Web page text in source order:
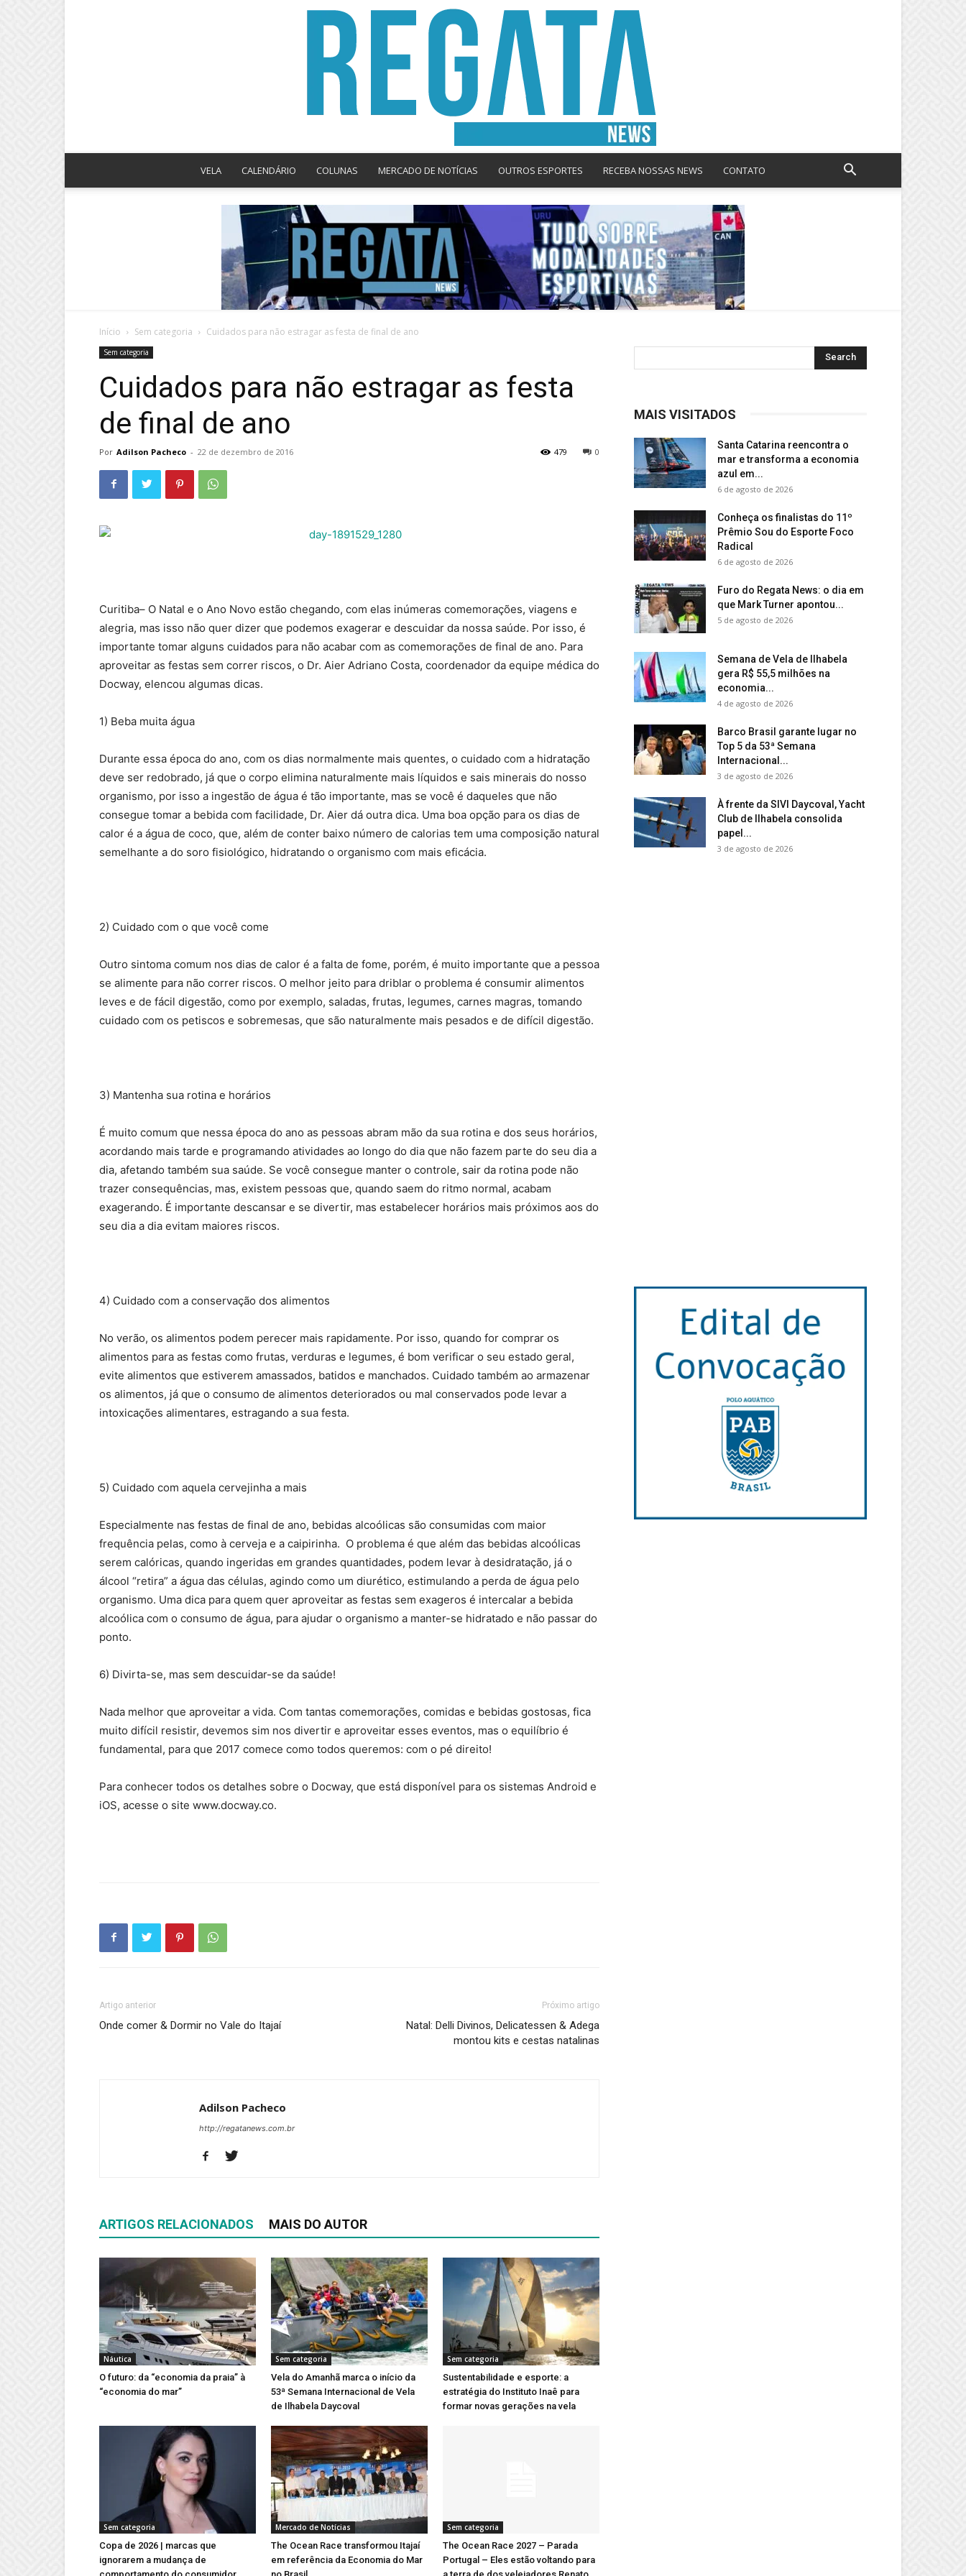
News
VELA CALENDÁRIO COLUNAS MERCADO DE NOTÍCIAS OUTROS ESPORTES RECEBA NOSSAS NEWS CONTATO
Início Sem categoria Cuidados para não estragar as festa de final de ano
Sem categoria
Cuidados para não estragar as festa
de final de ano
Por Adilson Pacheco - 22 de dezembro de 2016 0
479
Curitiba– O Natal e o Ano Novo estão chegando, com elas inúmeras comemorações, viagens e
alegria, mas isso não quer dizer que podemos exagerar e descuidar da nossa saúde. Por isso, é
importante tomar alguns cuidados para não acabar com as comemorações de final de ano. Para
aproveitar as festas sem correr riscos, o Dr. Aier Adriano Costa, coordenador da equipe médica do
Docway, elencou algumas dicas.
1) Beba muita água
Durante essa época do ano, com os dias normalmente mais quentes, o cuidado com a hidratação
deve ser redobrado, já que o corpo elimina naturalmente mais líquidos e sais minerais do nosso
organismo, por isso a ingestão de água é tão importante, mas se você é daqueles que não
consegue tomar a bebida com facilidade, Dr. Aier dá outra dica. Uma boa opção para os dias de
calor é a água de coco, que, além de conter baixo número de calorias tem uma composição natural
semelhante a do soro fisiológico, hidratando o organismo com mais eficácia.
2) Cuidado com o que você come
Outro sintoma comum nos dias de calor é a falta de fome, porém, é muito importante que a pessoa
se alimente para não correr riscos. O melhor jeito para driblar o problema é consumir alimentos
leves e de fácil digestão, como por exemplo, saladas, frutas, legumes, carnes magras, tomando
cuidado com os petiscos e sobremesas, que são naturalmente mais pesados e de difícil digestão.
3) Mantenha sua rotina e horários
É muito comum que nessa época do ano as pessoas abram mão da sua rotina e dos seus horários,
acordando mais tarde e programando atividades ao longo do dia que não fazem parte do seu dia a
dia, afetando também sua saúde. Se você consegue manter o controle, sair da rotina pode não
trazer consequências, mas, existem pessoas que, quando saem do ritmo normal, acabam
exagerando. É importante descansar e se divertir, mas estabelecer horários mais próximos aos do
seu dia a dia evitam maiores riscos.
4) Cuidado com a conservação dos alimentos
No verão, os alimentos podem perecer mais rapidamente. Por isso, quando for comprar os
alimentos para as festas como frutas, verduras e legumes, é bom verificar o seu estado geral,
evite alimentos que estiverem amassados, batidos e manchados. Cuidado também ao armazenar
os alimentos, já que o consumo de alimentos deteriorados ou mal conservados pode levar a
intoxicações alimentares, estragando a sua festa.
5) Cuidado com aquela cervejinha a mais
Especialmente nas festas de final de ano, bebidas alcoólicas são consumidas com maior
frequência pelas, como à cerveja e a caipirinha. O problema é que além das bebidas alcoólicas
serem calóricas, quando ingeridas em grandes quantidades, podem levar à desidratação, já o
álcool “retira” a água das células, agindo como um diurético, estimulando a perda de água pelo
organismo. Uma dica para quem quer aproveitar as festas sem exageros é intercalar a bebida
alcoólica com o consumo de água, para ajudar o organismo a manter-se hidratado e não passar do
ponto.
6) Divirta-se, mas sem descuidar-se da saúde!
Nada melhor que aproveitar a vida. Com tantas comemorações, comidas e bebidas gostosas, fica
muito difícil resistir, devemos sim nos divertir e aproveitar esses eventos, mas o equilíbrio é
fundamental, para que 2017 comece como todos queremos: com o pé direito!
Para conhecer todos os detalhes sobre o Docway, que está disponível para os sistemas Android e
iOS, acesse o site www.docway.co.
Artigo anterior
Onde comer & Dormir no Vale do Itajaí
Próximo artigo
Natal: Delli Divinos, Delicatessen & Adega
montou kits e cestas natalinas
Adilson Pacheco
http://regatanews.com.br
ARTIGOS RELACIONADOS MAIS DO AUTOR
Náutica
O futuro: da “economia da praia” à
“economia do mar”
Sem categoria
Vela do Amanhã marca o início da
53ª Semana Internacional de Vela
de Ilhabela Daycoval
Sem categoria
Sustentabilidade e esporte: a
estratégia do Instituto Inaê para
formar novas gerações na vela
Sem categoria
Copa de 2026 | marcas que
ignorarem a mudança de
Mercado de Notícias
The Ocean Race transformou Itajaí
em referência da Economia do Mar
Sem categoria
The Ocean Race 2027 – Parada
Portugal – Eles estão voltando para
MAIS VISITADOS
Santa Catarina reencontra o
mar e transforma a economia
azul em...
6 de agosto de 2026
Conheça os finalistas do 11º
Prêmio Sou do Esporte Foco
Radical
6 de agosto de 2026
Furo do Regata News: o dia em
que Mark Turner apontou...
5 de agosto de 2026
Semana de Vela de Ilhabela
gera R$ 55,5 milhões na
economia...
4 de agosto de 2026
Barco Brasil garante lugar no
Top 5 da 53ª Semana
Internacional...
3 de agosto de 2026
À frente da SIVI Daycoval, Yacht
Club de Ilhabela consolida
papel...
3 de agosto de 2026